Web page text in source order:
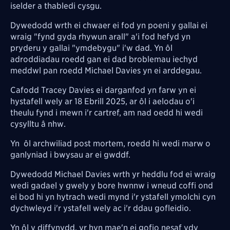
iselder a thabledi cysgu.
Dywedodd wrth ei chwaer ei fod yn poeni y gallai ei
wraig "fynd gyda rhywun arall" a'i fod hefyd yn
pryderu y gallai "ymdebygu" i'w dad. Yn ôl
adroddiadau roedd gan ei dad broblemau iechyd
meddwl pan roedd Michael Davies yn ei arddegau.
Cafodd Tracey Davies ei darganfod yn farw yn ei
hystafell wely ar 18 Ebrill 2025, ar ôl i aelodau o'i
theulu fynd i mewn i'r cartref, am nad oedd hi wedi
cysylltu â nhw.
Yn ôl archwiliad post mortem, roedd hi wedi marw o
ganlyniad i bwysau ar ei gwddf.
Dywedodd Michael Davies wrth yr heddlu fod ei wraig
wedi gadael y gwely y bore hwnnw i wneud coffi ond
ei bod hi yn hytrach wedi mynd i'r ystafell ymolchi cyn
dychwleyd i'r ystafell wely ac i'r ddau gofleidio.
Yn ôl y diffynydd, yr hyn mae'n ei gofio nesaf ydy